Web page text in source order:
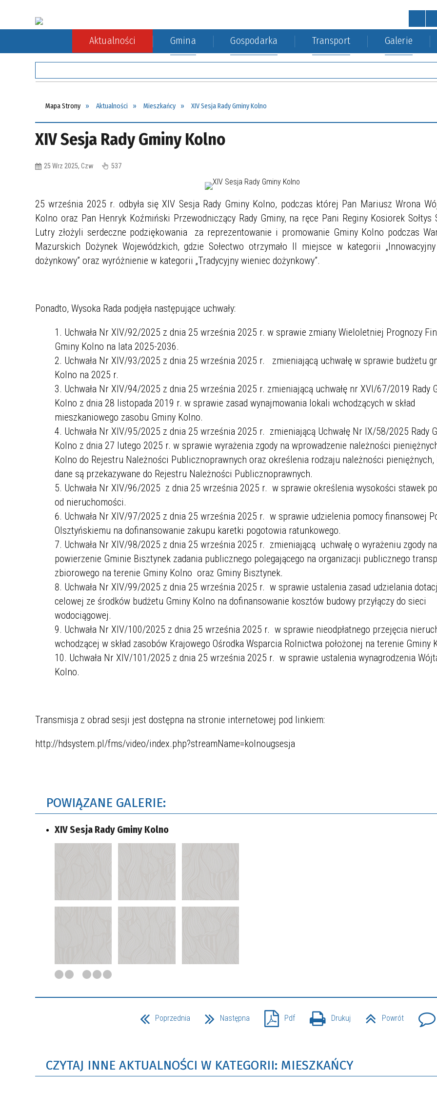
STRONA GŁÓWNA
Aktualności Gmina Gospodarka Transport Galerie
Mapa Strony Aktualności Mieszkańcy XIV Sesja Rady Gminy Kolno
XIV Sesja Rady Gminy Kolno
25 Wrz 2025, Czw 537
25 września 2025 r. odbyła się XIV Sesja Rady Gminy Kolno, podczas której Pan Mariusz Wrona
Kolno oraz Pan Henryk Koźmiński Przewodniczący Rady Gminy, na ręce Pani Reginy Kosiorek Sołtys
Lutry złożyli serdeczne podziękowania za reprezentowanie i promowanie Gminy Kolno podczas
Mazurskich Dożynek Wojewódzkich, gdzie Sołectwo otrzymało II miejsce w kategorii
dożynkowy” oraz wyróżnienie w kategorii „Tradycyjny wieniec dożynkowy”.
Ponadto, Wysoka Rada podjęła następujące uchwały:
Uchwała Nr XIV/92/2025 z dnia 25 września 2025 r. w sprawie zmiany Wieloletniej Prognozy
Gminy Kolno na lata 2025-2036.
Uchwała Nr XIV/93/2025 z dnia 25 września 2025 r. zmieniającą uchwałę w sprawie budżetu
Kolno na 2025 r.
Uchwała Nr XIV/94/2025 z dnia 25 września 2025 r. zmieniającą uchwałę nr XVI/67/2019 Rady
Kolno z dnia 28 listopada 2019 r. w sprawie zasad wynajmowania lokali wchodzących w skład
mieszkaniowego zasobu Gminy Kolno.
Uchwała Nr XIV/95/2025 z dnia 25 września 2025 r. zmieniającą Uchwałę Nr IX/58/2025 Rady
Kolno z dnia 27 lutego 2025 r. w sprawie wyrażenia zgody na wprowadzenie należności
Kolno do Rejestru Należności Publicznoprawnych oraz określenia rodzaju należności pieniężnych,
dane są przekazywane do Rejestru Należności Publicznoprawnych.
Uchwała Nr XIV/96/2025 z dnia 25 września 2025 r. w sprawie określenia wysokości stawek
od nieruchomości.
Uchwała Nr XIV/97/2025 z dnia 25 września 2025 r. w sprawie udzielenia pomocy finansowej
Olsztyńskiemu na dofinansowanie zakupu karetki pogotowia ratunkowego.
Uchwała Nr XIV/98/2025 z dnia 25 września 2025 r. zmieniającą uchwałę o wyrażeniu zgody na
powierzenie Gminie Bisztynek zadania publicznego polegającego na organizacji publicznego
zbiorowego na terenie Gminy Kolno oraz Gminy Bisztynek.
Uchwała Nr XIV/99/2025 z dnia 25 września 2025 r. w sprawie ustalenia zasad udzielania
celowej ze środków budżetu Gminy Kolno na dofinansowanie kosztów budowy przyłączy do sieci
wodociągowej.
Uchwała Nr XIV/100/2025 z dnia 25 września 2025 r. w sprawie nieodpłatnego przejęcia
wchodzącej w skład zasobów Krajowego Ośrodka Wsparcia Rolnictwa położonej na terenie Gminy
Uchwała Nr XIV/101/2025 z dnia 25 września 2025 r. w sprawie ustalenia wynagrodzenia
Kolno.
Transmisja z obrad sesji jest dostępna na stronie internetowej pod linkiem:
http://hdsystem.pl/fms/video/index.php?streamName=kolnougsesja
POWIĄZANE GALERIE:
XIV Sesja Rady Gminy Kolno
Poprzednia Następna Pdf Drukuj Powrót
CZYTAJ INNE AKTUALNOŚCI W KATEGORII: MIESZKAŃCY